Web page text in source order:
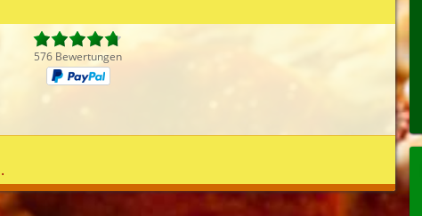
Styles
576 Bewertungen